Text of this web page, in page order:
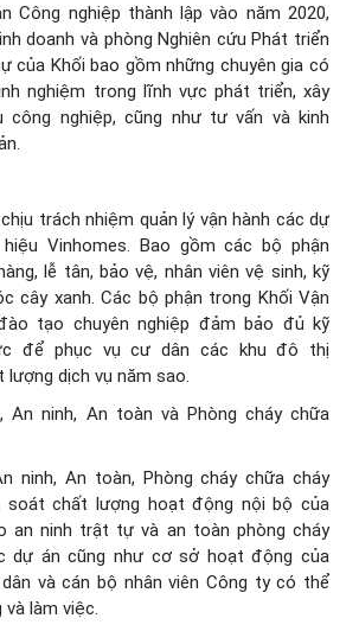
Công nghiệp thành lập vào năm 2020,
doanh và phòng Nghiên cứu Phát triển
của Khối bao gồm những chuyên gia có
nghiệm trong lĩnh vực phát triển, xây
công nghiệp, cũng như tư vấn và kinh
trách nhiệm quản lý vận hành các dự
Vinhomes. Bao gồm các bộ phận
lễ tân, bảo vệ, nhân viên vệ sinh, kỹ
cây xanh. Các bộ phận trong Khối Vận
tạo chuyên nghiệp đảm bảo đủ kỹ
để phục vụ cư dân các khu đô thị
lượng dịch vụ năm sao.
An ninh, An toàn và Phòng cháy chữa
ninh, An toàn, Phòng cháy chữa cháy
soát chất lượng hoạt động nội bộ của
an ninh trật tự và an toàn phòng cháy
dự án cũng như cơ sở hoạt động của
và cán bộ nhân viên Công ty có thể
làm việc.